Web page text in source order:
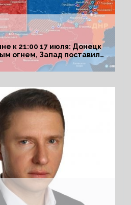
к 21:00 17 июля: Донецк
огнем, Запад поставил